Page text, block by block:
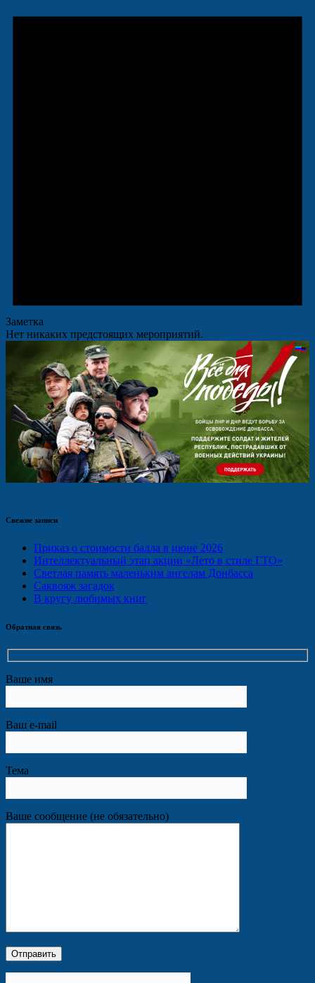
Заметка
Нет никаких предстоящих мероприятий.
Свежие записи
Приказ о стоимости балла в июне 2026
Интеллектуальный этап акции «Лето в стиле ГТО»
Светлая память маленьким ангелам Донбасса
Саквояж загадок
В кругу любимых книг
Обратная связь
Ваше имя
Ваш e-mail
Тема
Ваше сообщение (не обязательно)